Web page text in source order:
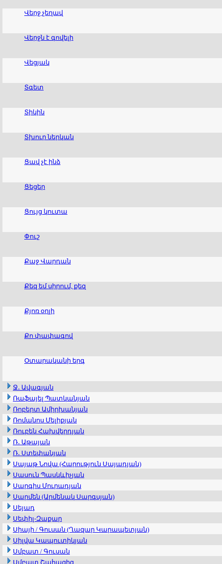
Վերջ չեղավ
Վերջն է գովելի
Վեցյակ
Տգետ
Տիկին
Տխուր ներկան
Ցավ չէ ինձ
Ցեցեր
Ցույց կուտա
Փուշ
Քաջ Վարդան
Քեզ եմ սիրում, քեզ
Քյոռ օղլի
Քո փափագով
Օտարականի երգ
Ջ․ Ավագյան
Ռաֆայել Պատկանյան
Ռոբերտ Ամիրխանյան
Ռոմանոս Մելիքյան
Ռուբեն Հախվերդյան
Ռ․ Աթայան
Ռ․ Ստեփանյան
Սայաթ Նովա (Հարություն Սայադյան)
Սասուն Պասկևիչյան
Սարգիս Մուրադյան
Սարմեն (Արմենակ Սարգսյան)
Սեյադ
Սեփիլ-Զաքար
Սիայի / Գուսան (Ղազար Կարապետյան)
Սիլվա Կապուտիկյան
Սմբատ / Գուսան
Սմբատ Շահազիզ